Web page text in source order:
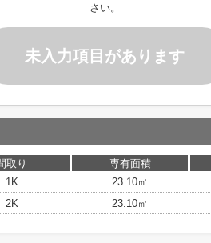
さい。
未入力項目があります
取り 専有面積
1K 23.10㎡
2K 23.10㎡